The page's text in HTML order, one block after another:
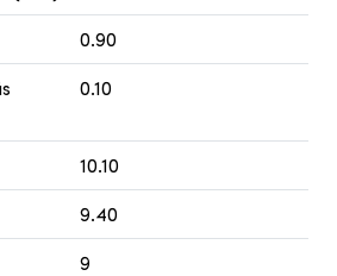
0.90
0.10
10.10
9.40
9